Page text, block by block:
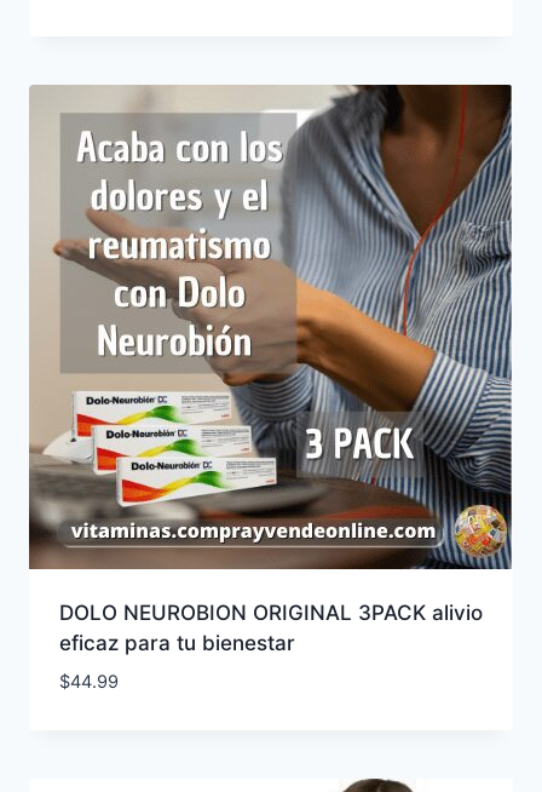
DOLO NEUROBION ORIGINAL 3PACK alivio
eficaz para tu bienestar
$44.99